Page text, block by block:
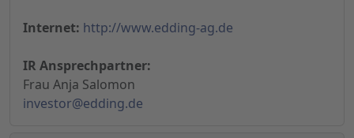
Internet: http://www.edding-ag.de
IR Ansprechpartner:
Frau Anja Salomon
investor@edding.de